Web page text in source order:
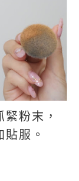
粉末，
服。